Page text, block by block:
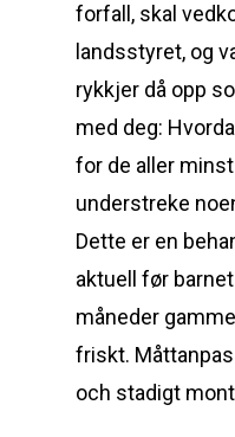
forfall, skal
landsstyret, og
rykkjer då opp
med deg:
for de aller
understreke
Dette er en
aktuell før
måneder
friskt.
och stadigt